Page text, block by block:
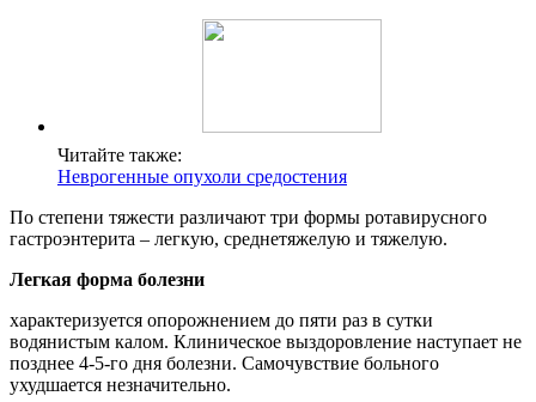
Читайте также:
Неврогенные опухоли средостения
По степени тяжести различают три формы ротавирусного
гастроэнтерита – легкую, среднетяжелую и тяжелую.
Легкая форма болезни
характеризуется опорожнением до пяти раз в сутки
водянистым калом. Клиническое выздоровление наступает не
позднее 4-5-го дня болезни. Самочувствие больного
ухудшается незначительно.